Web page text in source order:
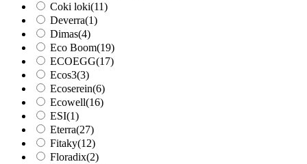
Coki loki(11)
Deverra(1)
Dimas(4)
Eco Boom(19)
ECOEGG(17)
Ecos3(3)
Ecoserein(6)
Ecowell(16)
ESI(1)
Eterra(27)
Fitaky(12)
Floradix(2)